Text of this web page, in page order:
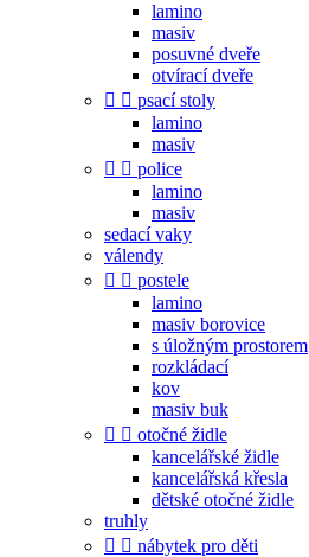
lamino
masiv
posuvné dveře
otvírací dveře
  psací stoly
lamino
masiv
  police
lamino
masiv
sedací vaky
válendy
  postele
lamino
masiv borovice
s úložným prostorem
rozkládací
kov
masiv buk
  otočné židle
kancelářské židle
kancelářská křesla
dětské otočné židle
truhly
  nábytek pro děti